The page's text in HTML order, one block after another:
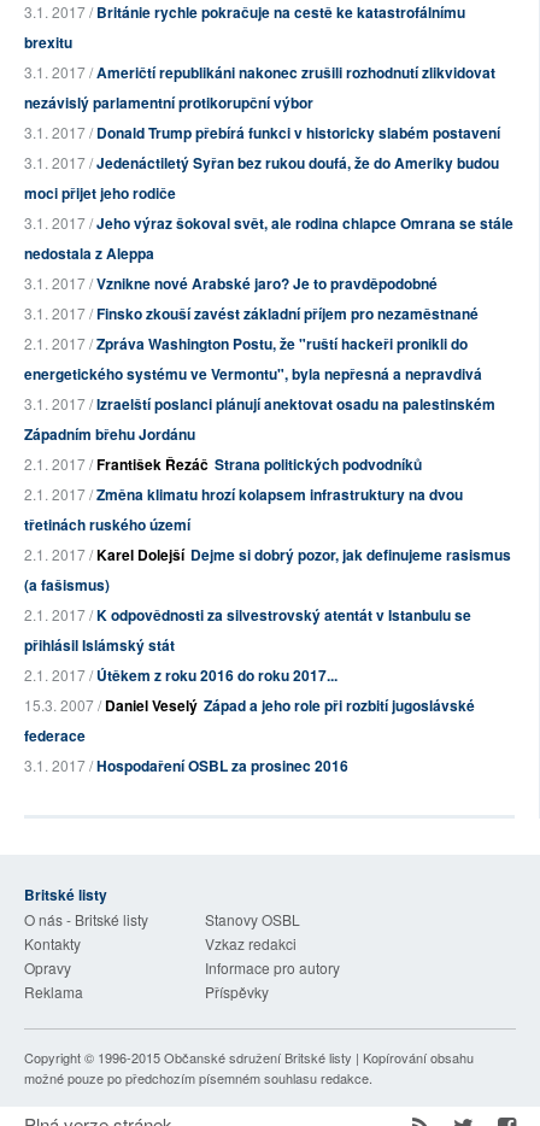
3.1. 2017 /Británie rychle pokračuje na cestě ke katastrofálnímu
brexitu
3.1. 2017 /Američtí republikáni nakonec zrušili rozhodnutí zlikvidovat
nezávislý parlamentní protikorupční výbor
3.1. 2017 /Donald Trump přebírá funkci v historicky slabém postavení
3.1. 2017 /Jedenáctiletý Syřan bez rukou doufá, že do Ameriky budou
moci přijet jeho rodiče
3.1. 2017 /Jeho výraz šokoval svět, ale rodina chlapce Omrana se stále
nedostala z Aleppa
3.1. 2017 /Vznikne nové Arabské jaro? Je to pravděpodobné
3.1. 2017 /Finsko zkouší zavést základní příjem pro nezaměstnané
2.1. 2017 /Zpráva Washington Postu, že "ruští hackeři pronikli do
energetického systému ve Vermontu", byla nepřesná a nepravdivá
3.1. 2017 /Izraelští poslanci plánují anektovat osadu na palestinském
Západním břehu Jordánu
2.1. 2017 /František Řezáč Strana politických podvodníků
2.1. 2017 /Změna klimatu hrozí kolapsem infrastruktury na dvou
třetinách ruského území
2.1. 2017 /Karel Dolejší Dejme si dobrý pozor, jak definujeme rasismus
(a fašismus)
2.1. 2017 /K odpovědnosti za silvestrovský atentát v Istanbulu se
přihlásil Islámský stát
2.1. 2017 /Útěkem z roku 2016 do roku 2017...
15.3. 2007 /Daniel Veselý Západ a jeho role při rozbití jugoslávské
federace
3.1. 2017 /Hospodaření OSBL za prosinec 2016
Britské listy
O nás - Britské listy
Stanovy OSBL
Kontakty
Vzkaz redakci
Opravy
Informace pro autory
Reklama
Příspěvky
Copyright © 1996-2015Občanské sdružení Britské listy | Kopírování obsahu
možné pouze po předchozím písemném souhlasu redakce.